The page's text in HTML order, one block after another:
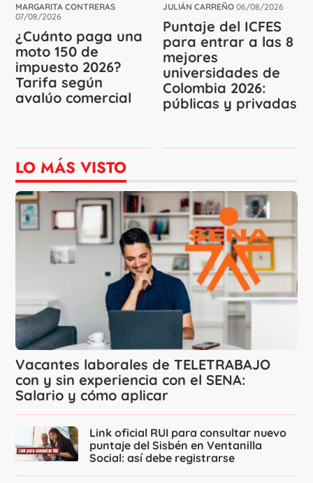
MARGARITA CONTRERAS
07/08/2026
¿Cuánto paga una
moto 150 de
impuesto 2026?
Tarifa según
avalúo comercial
JULIÁN CARREÑO 06/08/2026
Puntaje del ICFES
para entrar a las 8
mejores
universidades de
Colombia 2026:
públicas y privadas
LO MÁS VISTO
Vacantes laborales de TELETRABAJO
con y sin experiencia con el SENA:
Salario y cómo aplicar
Link oficial RUI para consultar nuevo
puntaje del Sisbén en Ventanilla
Social: así debe registrarse